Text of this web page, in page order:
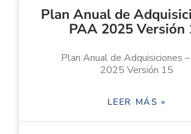
Plan Anual de
PAA 2025 Versión
Plan Anual de Adquisiciones
2025 Versión 15
LEER MÁS »